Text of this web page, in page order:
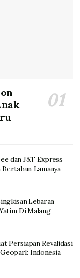
dan J&T Express
Lamanya
Lebaran
Di Malang
Persiapan Revalidasi
Indonesia